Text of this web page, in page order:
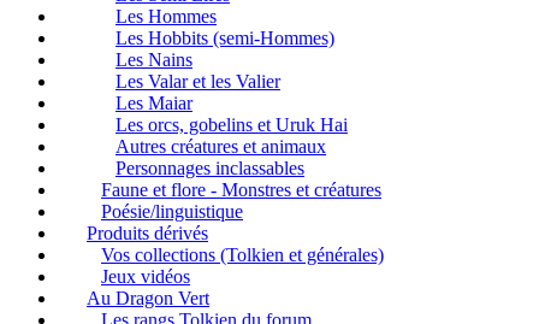
Les Hommes
Les Hobbits (semi-Hommes)
Les Nains
Les Valar et les Valier
Les Maiar
Les orcs, gobelins et Uruk Hai
Autres créatures et animaux
Personnages inclassables
Faune et flore - Monstres et créatures
Poésie/linguistique
Produits dérivés
Vos collections (Tolkien et générales)
Jeux vidéos
Au Dragon Vert
Les rangs Tolkien du forum